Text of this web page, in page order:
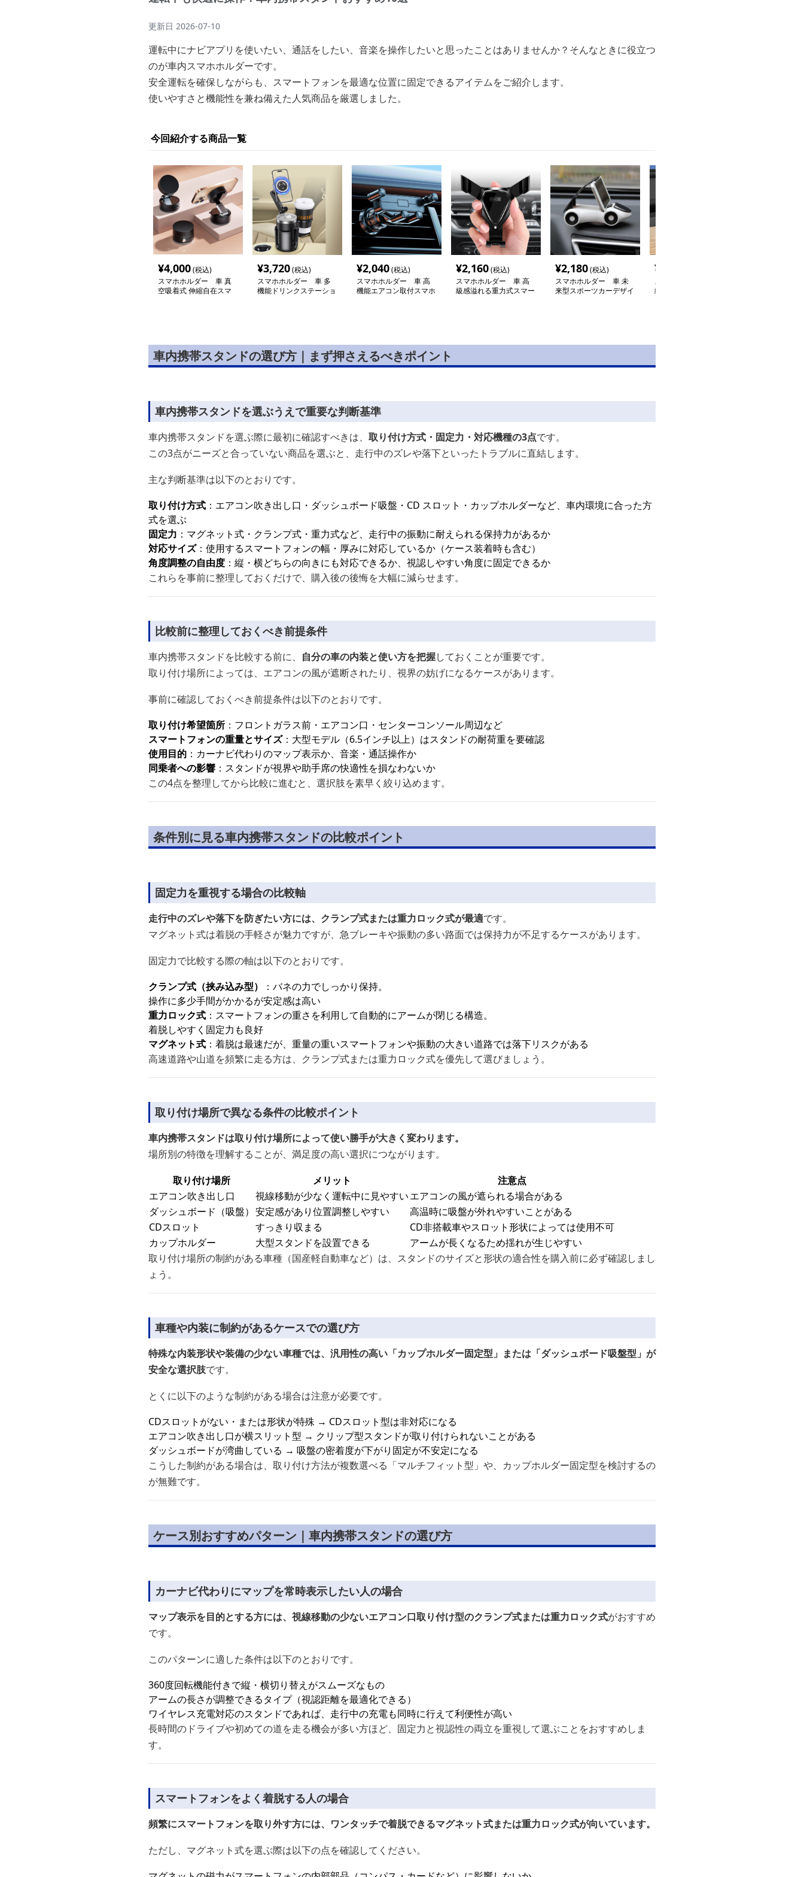
更新日 2026-07-10
運転中にナビアプリを使いたい、通話をしたい、音楽を操作したいと思ったことはありませんか？そんなときに役立つ
のが車内スマホホルダーです。
安全運転を確保しながらも、スマートフォンを最適な位置に固定できるアイテムをご紹介します。
使いやすさと機能性を兼ね備えた人気商品を厳選しました。
今回紹介する商品一覧
¥4,000(税込)
スマホホルダー 車 真
空吸着式 伸縮自在スマ
¥3,720(税込)
スマホホルダー 車 多
機能ドリンクステーショ
¥2,040(税込)
スマホホルダー 車 高
機能エアコン取付スマホ
¥2,160(税込)
スマホホルダー 車 高
級感溢れる重力式スマー
¥2,180(税込)
スマホホルダー 車 未
来型スポーツカーデザイ
¥
スマホホルダー 車 高
級感漂う時計付き マグ
車内携帯スタンドの選び方｜まず押さえるべきポイント
車内携帯スタンドを選ぶうえで重要な判断基準
車内携帯スタンドを選ぶ際に最初に確認すべきは、 取り付け方式・固定力・対応機種の3点です。
この3点がニーズと合っていない商品を選ぶと、走行中のズレや落下といったトラブルに直結します。
主な判断基準は以下のとおりです。
取り付け方式 ：エアコン吹き出し口・ダッシュボード吸盤・CD スロット・カップホルダーなど、車内環境に合った方
式を選ぶ
固定力 ：マグネット式・クランプ式・重力式など、走行中の振動に耐えられる保持力があるか
対応サイズ：使用するスマートフォンの幅・厚みに対応しているか（ケース装着時も含む）
角度調整の自由度 ：縦・横どちらの向きにも対応できるか、視認しやすい角度に固定できるか
これらを事前に整理しておくだけで、購入後の後悔を大幅に減らせます。
比較前に整理しておくべき前提条件
車内携帯スタンドを比較する前に、 自分の車の内装と使い方を把握しておくことが重要です。
取り付け場所によっては、エアコンの風が遮断されたり、視界の妨げになるケースがあります。
事前に確認しておくべき前提条件は以下のとおりです。
取り付け希望箇所 ：フロントガラス前・エアコン口・センターコンソール周辺など
スマートフォンの重量とサイズ：大型モデル（6.5インチ以上）はスタンドの耐荷重を要確認
使用目的 ：カーナビ代わりのマップ表示か、音楽・通話操作か
同乗者への影響 ：スタンドが視界や助手席の快適性を損なわないか
この4点を整理してから比較に進むと、選択肢を素早く絞り込めます。
条件別に見る車内携帯スタンドの比較ポイント
固定力を重視する場合の比較軸
走行中のズレや落下を防ぎたい方には、クランプ式または重力ロック式が最適です。
マグネット式は着脱の手軽さが魅力ですが、急ブレーキや振動の多い路面では保持力が不足するケースがあります。
固定力で比較する際の軸は以下のとおりです。
クランプ式（挟み込み型）
：バネの力でしっかり保持。
操作に多少手間がかかるが安定感は高い
重力ロック式 ：スマートフォンの重さを利用して自動的にアームが閉じる構造。
着脱しやすく固定力も良好
マグネット式 ：着脱は最速だが、重量の重いスマートフォンや振動の大きい道路では落下リスクがある
高速道路や山道を頻繁に走る方は、クランプ式または重力ロック式を優先して選びましょう。
取り付け場所で異なる条件の比較ポイント
車内携帯スタンドは取り付け場所によって使い勝手が大きく変わります。
場所別の特徴を理解することが、満足度の高い選択につながります。
取り付け場所
メリット
注意点
エアコン吹き出し口
視線移動が少なく運転中に見やすいエアコンの風が遮られる場合がある
ダッシュボード（吸盤） 安定感があり位置調整しやすい
高温時に吸盤が外れやすいことがある
CDスロット
すっきり収まる
CD非搭載車やスロット形状によっては使用不可
カップホルダー
大型スタンドを設置できる
アームが長くなるため揺れが生じやすい
取り付け場所の制約がある車種（国産軽自動車など）は、スタンドのサイズと形状の適合性を購入前に必ず確認しまし
ょう。
車種や内装に制約があるケースでの選び方
特殊な内装形状や装備の少ない車種では、汎用性の高い「カップホルダー固定型」または「ダッシュボード吸盤型」が
安全な選択肢です。
とくに以下のような制約がある場合は注意が必要です。
CDスロットがない・または形状が特殊 → CDスロット型は非対応になる
エアコン吹き出し口が横スリット型 → クリップ型スタンドが取り付けられないことがある
ダッシュボードが湾曲している → 吸盤の密着度が下がり固定が不安定になる
こうした制約がある場合は、取り付け方法が複数選べる「マルチフィット型」や、カップホルダー固定型を検討するの
が無難です。
ケース別おすすめパターン｜車内携帯スタンドの選び方
カーナビ代わりにマップを常時表示したい人の場合
マップ表示を目的とする方には、視線移動の少ないエアコン口取り付け型のクランプ式または重力ロック式がおすすめ
です。
このパターンに適した条件は以下のとおりです。
360度回転機能付きで縦・横切り替えがスムーズなもの
アームの長さが調整できるタイプ（視認距離を最適化できる）
ワイヤレス充電対応のスタンドであれば、走行中の充電も同時に行えて利便性が高い
長時間のドライブや初めての道を走る機会が多い方ほど、固定力と視認性の両立を重視して選ぶことをおすすめしま
す。
スマートフォンをよく着脱する人の場合
頻繁にスマートフォンを取り外す方には、ワンタッチで着脱できるマグネット式または重力ロック式が向いています。
ただし、マグネット式を選ぶ際は以下の点を確認してください。